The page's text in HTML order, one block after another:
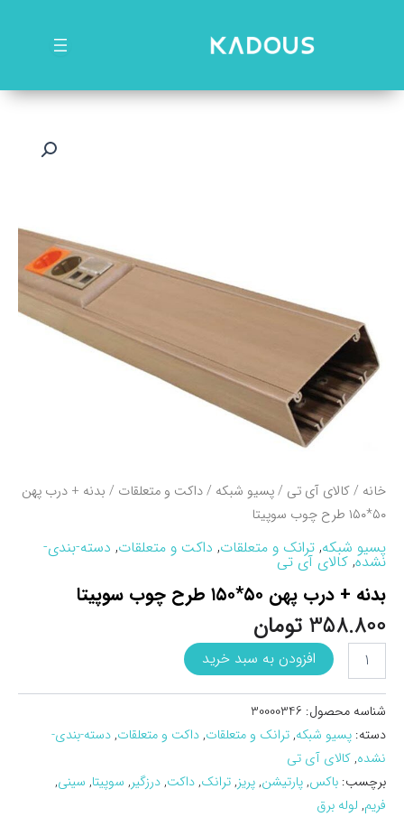
خانه /کالای آی تی /پسیو شبکه /داکت و متعلقات / بدنه + درب پهن
۵۰*۱۵۰ طرح چوب سوپيتا
پسیو شبکه, ترانک و متعلقات, داکت و متعلقات, دسته-بندی-
نشده, کالای آی تی
بدنه + درب پهن ۵۰*۱۵۰ طرح چوب سوپيتا
358.800 تومان
بدنه
پهن
طرح
چوب
سوپيتا
عدد
افزودن به سبد خرید
شناسه محصول: 30000346
دسته: پسیو شبکه,ترانک و متعلقات,داکت و متعلقات,دسته-بندی-
نشده,کالای آی تی
برچسب: باکس,پارتیشن,پریز,ترانک,داکت,درزگیر, سوپیتا, سینی,
فریم, لوله برق